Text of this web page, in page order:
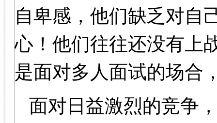
自卑感，他们缺乏对自
心！他们往往还没有上
是面对多人面试的场合
面对日益激烈的竞争